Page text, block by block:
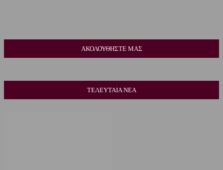
ΑΚΟΛΟΥΘΗΣΤΕ ΜΑΣ
ΤΕΛΕΥΤΑΙΑ ΝΕΑ